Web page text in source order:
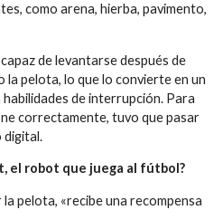
como arena, hierba, pavimento,
de levantarse después de
la pelota, lo que lo convierte en un
de interrupción. Para
correctamente, tuvo que pasar
digital.
el robot que juega al fútbol?
pelota, «recibe una recompensa